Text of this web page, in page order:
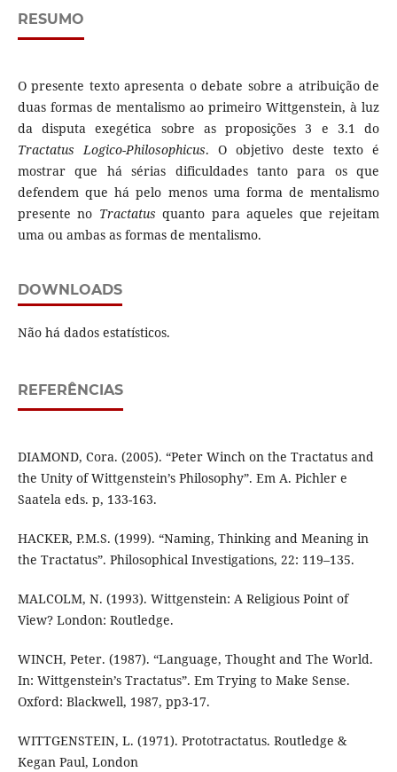
RESUMO
O presente texto apresenta o debate sobre a atribuição de
duas formas de mentalismo ao primeiro Wittgenstein, à luz
da disputa exegética sobre as proposições 3 e 3.1 do
Tractatus Logico-Philosophicus. O objetivo deste texto é
mostrar que há sérias dificuldades tanto para os que
defendem que há pelo menos uma forma de mentalismo
presente no Tractatus quanto para aqueles que rejeitam
uma ou ambas as formas de mentalismo.
DOWNLOADS
Não há dados estatísticos.
REFERÊNCIAS
DIAMOND, Cora. (2005). “Peter Winch on the Tractatus and
the Unity of Wittgenstein’s Philosophy”. Em A. Pichler e
Saatela eds. p, 133-163.
HACKER, P.M.S. (1999). “Naming, Thinking and Meaning in
the Tractatus”. Philosophical Investigations, 22: 119–135.
MALCOLM, N. (1993). Wittgenstein: A Religious Point of
View? London: Routledge.
WINCH, Peter. (1987). “Language, Thought and The World.
In: Wittgenstein’s Tractatus”. Em Trying to Make Sense.
Oxford: Blackwell, 1987, pp3-17.
WITTGENSTEIN, L. (1971). Prototractatus. Routledge &
Kegan Paul, London